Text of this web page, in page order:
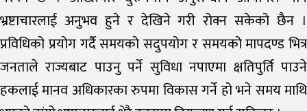
भ्रष्टाचारलाई अनुभव हुने र देखिने गरी रोक्न सकेको छैन ।
प्रविधिको प्रयोग गर्दै समयको सदुपयोग र समयको मापदण्ड भित्र
जनताले राज्यबाट पाउनु पर्ने सुविधा नपाएमा क्षतिपुर्ति पाउने
हकलाई मानव अधिकारका रुपमा विकास गर्ने हो भने समय माथि